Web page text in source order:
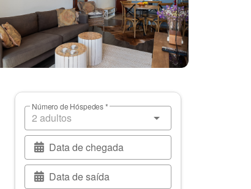
Número de Hóspedes *
Data de chegada
Data de saída